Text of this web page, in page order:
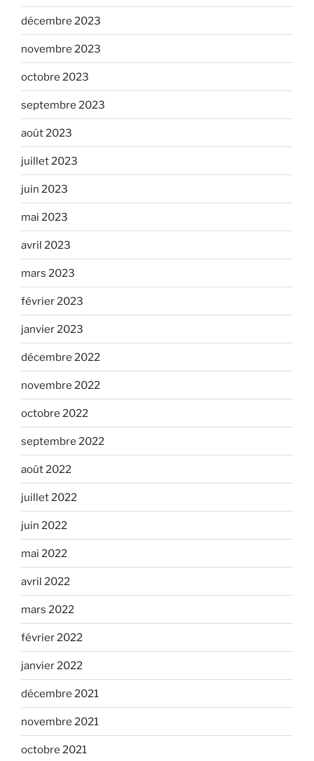
décembre 2023
novembre 2023
octobre 2023
septembre 2023
août 2023
juillet 2023
juin 2023
mai 2023
avril 2023
mars 2023
février 2023
janvier 2023
décembre 2022
novembre 2022
octobre 2022
septembre 2022
août 2022
juillet 2022
juin 2022
mai 2022
avril 2022
mars 2022
février 2022
janvier 2022
décembre 2021
novembre 2021
octobre 2021